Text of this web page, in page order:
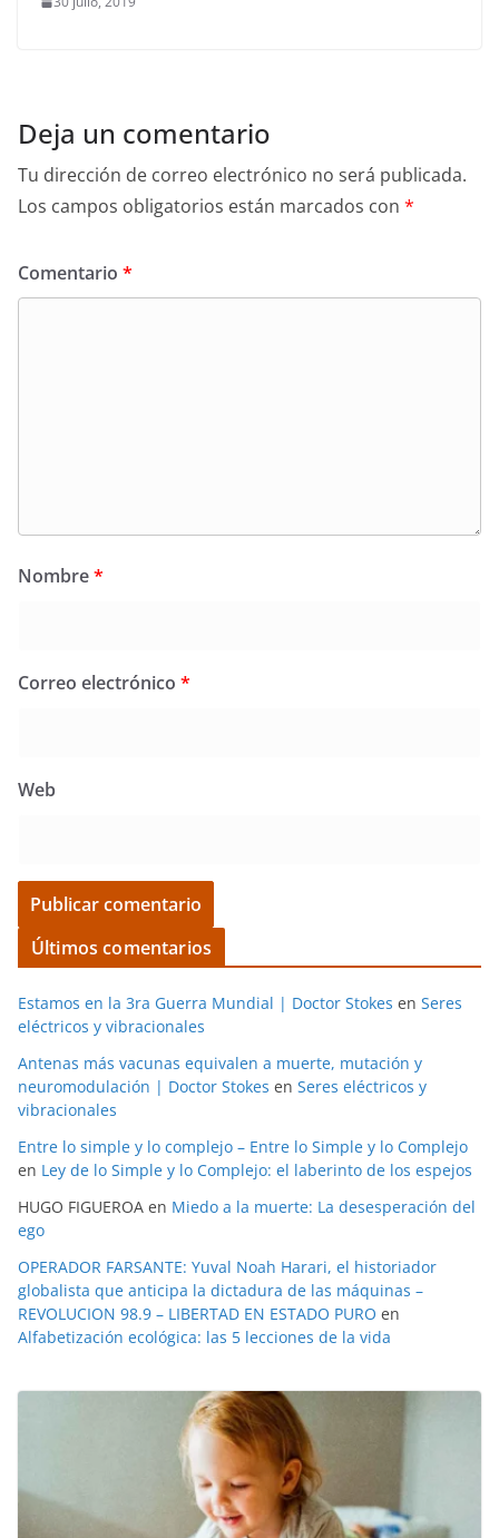
Deja un comentario
Tu dirección de correo electrónico no será publicada.
Los campos obligatorios están marcados con *
Comentario *
Nombre*
Correo electrónico *
Web
Últimos comentarios
Estamos en la 3ra Guerra Mundial | Doctor Stokes en Seres
eléctricos y vibracionales
Antenas más vacunas equivalen a muerte, mutación y
neuromodulación | Doctor Stokes en Seres eléctricos y
vibracionales
Entre lo simple y lo complejo – Entre lo Simple y lo Complejo
en Ley de lo Simple y lo Complejo: el laberinto de los espejos
HUGO FIGUEROA en Miedo a la muerte: La desesperación del
ego
OPERADOR FARSANTE: Yuval Noah Harari, el historiador
globalista que anticipa la dictadura de las máquinas –
REVOLUCION 98.9 – LIBERTAD EN ESTADO PURO en
Alfabetización ecológica: las 5 lecciones de la vida